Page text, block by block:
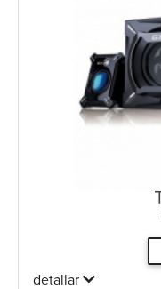
detallar